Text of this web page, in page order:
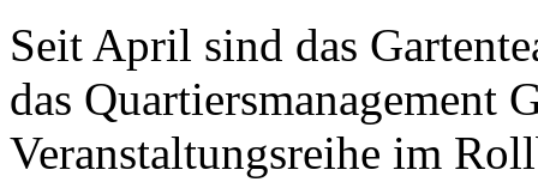
Seit April sind das
das Quartiersmanagement
Veranstaltungsreihe im